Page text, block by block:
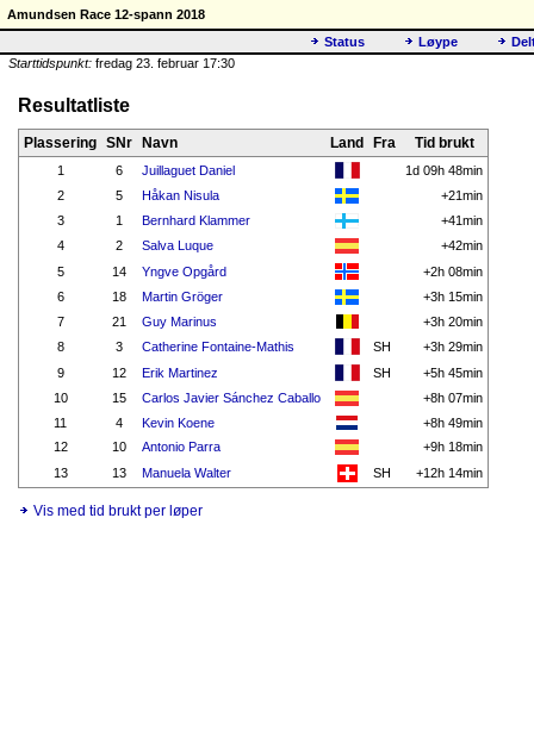
Amundsen Race 12-spann 2018
Status
Løype
Starttidspunkt: fredag 23. februar 17:30
Resultatliste
Plassering SNr Navn Land Fra Tid brukt
1 6 Juillaguet Daniel
1d 09h 48min
2
5 Håkan Nisula
+21min
3
1 Bernhard Klammer
+41min
4
2 Salva Luque
+42min
5
14 Yngve Opgård
+2h 08min
6
18 Martin Gröger
+3h 15min
7
21 Guy Marinus
+3h 20min
8
3 Catherine Fontaine-Mathis SH
+3h 29min
9
12 Erik Martinez SH
+5h 45min
10
15 Carlos Javier Sánchez Caballo
+8h 07min
11
4 Kevin Koene
+8h 49min
12
10 Antonio Parra
+9h 18min
13
13 Manuela Walter SH +12h 14min
Vis med tid brukt per løper